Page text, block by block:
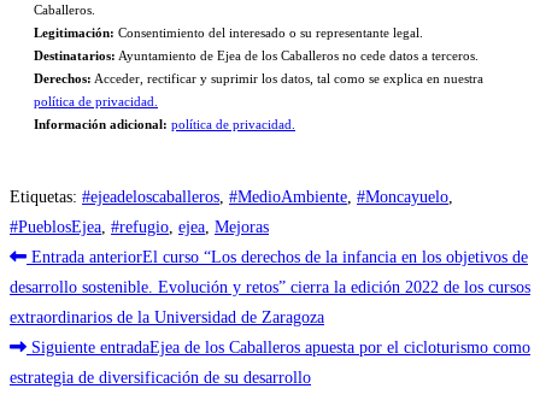
Caballeros.
Legitimación: Consentimiento del interesado o su representante legal.
Destinatarios: Ayuntamiento de Ejea de los Caballeros no cede datos a terceros.
Derechos: Acceder, rectificar y suprimir los datos, tal como se explica en nuestra
política de privacidad.
Información adicional: política de privacidad.
Etiquetas: #ejeadeloscaballeros #MedioAmbiente #Moncayuelo
#PueblosEjea #refugio ejea Mejoras
Leer
más
artículos
Entrada anteriorEl curso “Los derechos de la infancia en los objetivos de
desarrollo sostenible. Evolución y retos” cierra la edición 2022 de los cursos
extraordinarios de la Universidad de Zaragoza
Siguiente entradaEjea de los Caballeros apuesta por el cicloturismo como
estrategia de diversificación de su desarrollo